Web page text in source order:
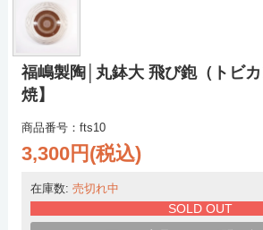
福嶋製陶│丸鉢大 飛び鉋（トビ
焼】
商品番号：fts10
3,300円(税込)
在庫数: 売切れ中
SOLD OUT